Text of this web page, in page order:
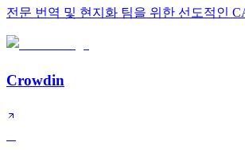
전문 번역 및 현지화 팀을 위한 선도적인
Crowdin